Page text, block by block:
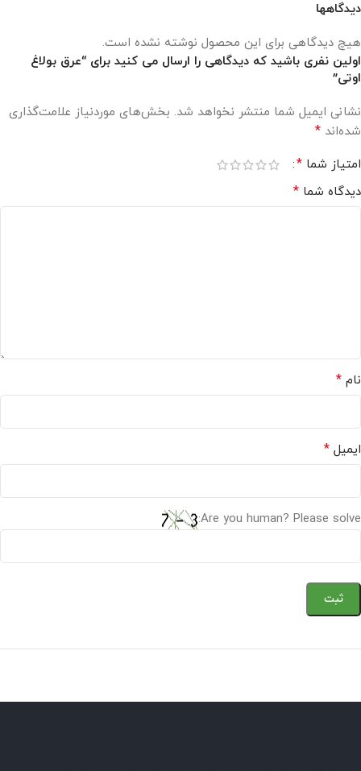
دیدگاهها
هیچ دیدگاهی برای این محصول نوشته نشده است.
اولین نفری باشید که دیدگاهی را ارسال می کنید برای “عرق بولاغ
اوتی”
نشانی ایمیل شما منتشر نخواهد شد. بخش‌های موردنیاز علامت‌گذاری
شده‌اند *
امتیاز شما *
دیدگاه شما *
نام *
ایمیل *
Are you human? Please solve: